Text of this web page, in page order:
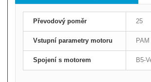
Převodový poměr 25
Vstupní parametry motoru
Spojení s motorem B5-